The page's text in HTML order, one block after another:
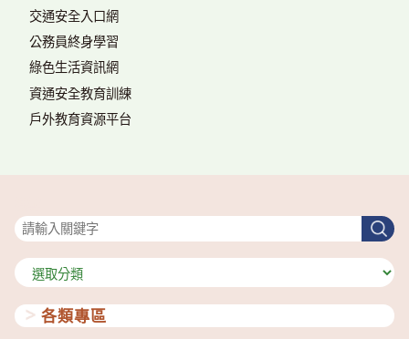
交通安全入口網
公務員終身學習
綠色生活資訊網
資通安全教育訓練
戶外教育資源平台
搜
尋
分
類
各類專區